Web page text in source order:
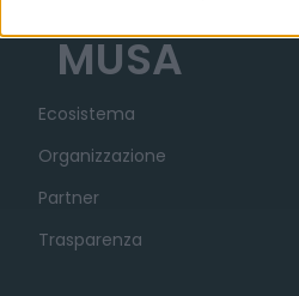
MUSA
Ecosistema
Organizzazione
Partner
Trasparenza